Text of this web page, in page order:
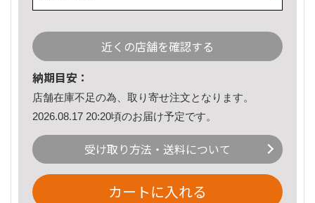
近くの店舗を確認する
納期目安：
店舗在庫不足の為、取り寄せ注文となります。
2026.08.17 20:20頃のお届け予定です。
受け取り方法・送料について
カートに入れる